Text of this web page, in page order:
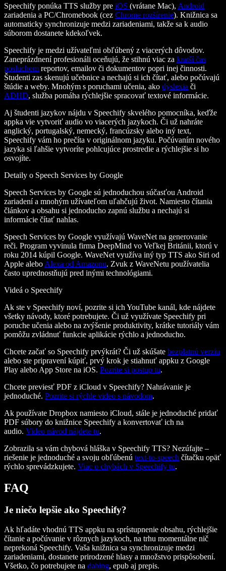
Speechify ponúka TTS služby pre iOS (vrátane Mac), Android
zariadenia a PC/Chromebook (cez Chrome rozšírenie). Knižnica sa
automaticky synchronizuje medzi zariadeniami, takže sa k audio
súborom dostanete kdekoľvek.
Speechify je medzi užívateľmi obľúbený z viacerých dôvodov.
Zaneprázdnení profesionáli oceňujú, že stihnú viac za kratší čas
posluchom reportov, emailov či dokumentov popri inej činnosti.
Študenti zas skenujú učebnice a nechajú si ich čítať, alebo počúvajú
štúdie a weby. Mnohým s poruchami učenia, ako dyslexia či
ADHD, služba pomáha rýchlejšie spracovať textové informácie.
Aj študenti jazykov nájdu v Speechify skvelého pomocníka, keďže
appka vie vytvoriť audio vo viacerých jazykoch. Či už nahráte
anglický, portugalský, nemecký, francúzsky alebo iný text,
Speechify vám ho prečíta v originálnom jazyku. Počúvaním nového
jazyka si ľahšie vytvoríte pohlcujúce prostredie a rýchlejšie si ho
osvojíte.
Detaily o Speech Services by Google
Speech Services by Google sú jednoduchou súčasťou Android
zariadení a mnohým užívateľom uľahčujú život. Namiesto čítania
článkov a obsahu si jednoducho zapnú službu a nechajú si
informácie čítať nahlas.
Speech Services by Google využívajú WaveNet na generovanie
reči. Program vyvinula firma DeepMind vo Veľkej Británii, ktorú v
roku 2014 kúpil Google. WaveNet využíva iný typ TTS ako Siri od
Apple alebo Alexa od Amazonu. Zvuk z WaveNetu používatelia
často uprednostňujú pred inými technológiami.
Videá o Speechify
Ak ste v Speechify noví, pozrite si ich YouTube kanál, kde nájdete
všetky návody, ktoré potrebujete. Či už využívate Speechify pri
poruche učenia alebo na zvýšenie produktivity, krátke tutoriály vám
pomôžu zvládnuť funkcie aplikácie rýchlo a jednoducho.
Chcete začať so Speechify prvýkrát? Či už skúšate bezplatnú verziu
alebo ste pripravení kúpiť, prvý krok je stiahnuť appku z Google
Play alebo App Store na iOS. Pozrite si postup tu.
Chcete previesť PDF z iCloud v Speechify? Nahrávanie je
jednoduché. Pozrite si rýchle video s návodom.
Ak používate Dropbox namiesto iCloud, stále je jednoduché pridať
PDF súbory do knižnice Speechify a konvertovať ich na
audio. Video návod nájdete tu.
Zobrazila sa vám chybová hláška v Speechify TTS? Nezúfajte –
riešenie je jednoduché a svoju obľúbenú text-to-speech čítačku opäť
rýchlo sprevádzkujete. Viac o chybách v Speechify tu.
FAQ
Je niečo lepšie ako Speechify?
Ak hľadáte vhodnú TTS appku na sprístupnenie obsahu, rýchlejšie
čítanie a počúvanie v rôznych jazykoch, na trhu momentálne nič
neprekoná Speechify. Vaša knižnica sa synchronizuje medzi
zariadeniami, dostanete prirodzené hlasy a množstvo prispôsobení.
Všetko, čo potrebujete na dabing, epub aj prepis.